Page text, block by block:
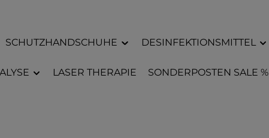
SCHUTZHANDSCHUHE DESINFEKTIONSMITTEL
LASER THERAPIE SONDERPOSTEN SALE %